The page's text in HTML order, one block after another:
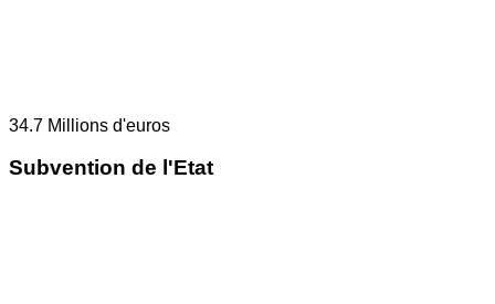
34.7 Millions d'euros
Subvention de l'Etat